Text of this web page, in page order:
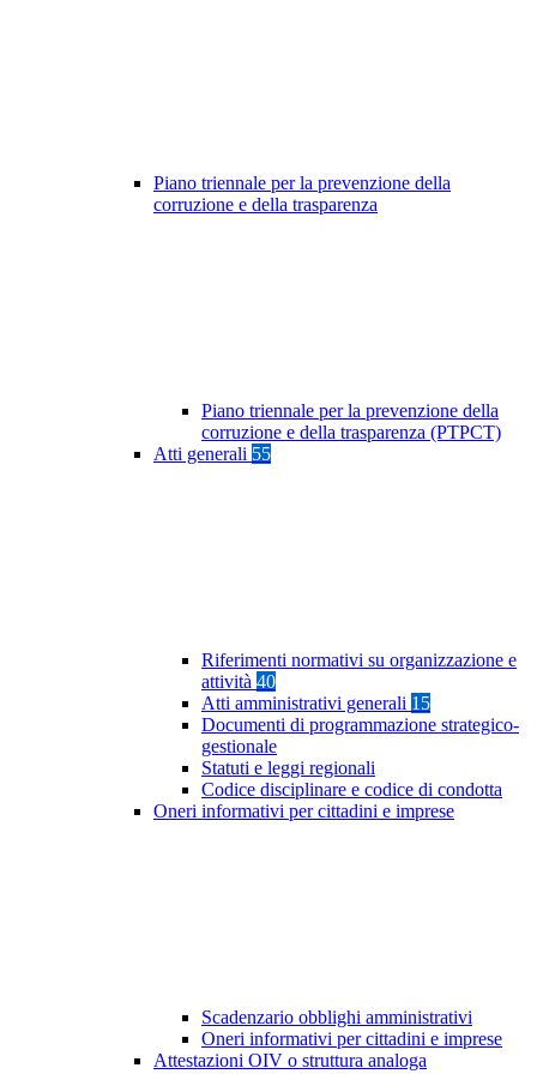
Piano triennale per la prevenzione della
corruzione e della trasparenza
Piano triennale per la prevenzione della
corruzione e della trasparenza (PTPCT)
Atti generali 55
Riferimenti normativi su organizzazione e
attività 40
Atti amministrativi generali 15
Documenti di programmazione strategico-
gestionale
Statuti e leggi regionali
Codice disciplinare e codice di condotta
Oneri informativi per cittadini e imprese
Scadenzario obblighi amministrativi
Oneri informativi per cittadini e imprese
Attestazioni OIV o struttura analoga